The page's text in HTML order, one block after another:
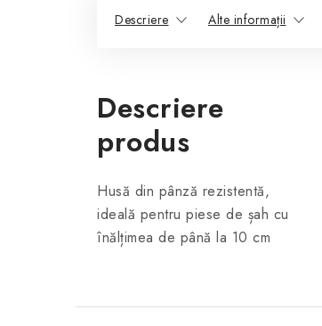
Descriere Alte informații
Descriere
produs
Husă din pânză rezistentă,
ideală pentru piese de șah cu
înălțimea de până la 10 cm